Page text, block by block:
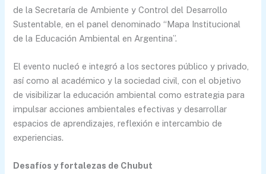
de la Secretaría de Ambiente y Control del Desarrollo
Sustentable, en el panel denominado “Mapa Institucional
de la Educación Ambiental en Argentina”.
El evento nucleó e integró a los sectores público y privado,
así como al académico y la sociedad civil, con el objetivo
de visibilizar la educación ambiental como estrategia para
impulsar acciones ambientales efectivas y desarrollar
espacios de aprendizajes, reflexión e intercambio de
experiencias.
Desafíos y fortalezas de Chubut